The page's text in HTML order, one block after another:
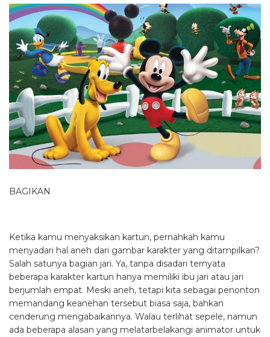
BAGIKAN
Ketika kamu menyaksikan kartun, pernahkah kamu
menyadari hal aneh dari gambar karakter yang ditampilkan?
Salah satunya bagian jari. Ya, tanpa disadari ternyata
beberapa karakter kartun hanya memiliki ibu jari atau jari
berjumlah empat. Meski aneh, tetapi kita sebagai penonton
memandang keanehan tersebut biasa saja, bahkan
cenderung mengabaikannya. Walau terlihat sepele, namun
ada beberapa alasan yang melatarbelakangi animator untuk